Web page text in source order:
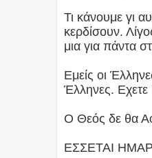
Τι κάνουμε γι
κερδίσουν.
μια για πάντα
Εμείς οι
Έλληνες. Εχετε
Ο Θεός δε θα
ΕΣΣΕΤΑΙ ΗΜΑΡ